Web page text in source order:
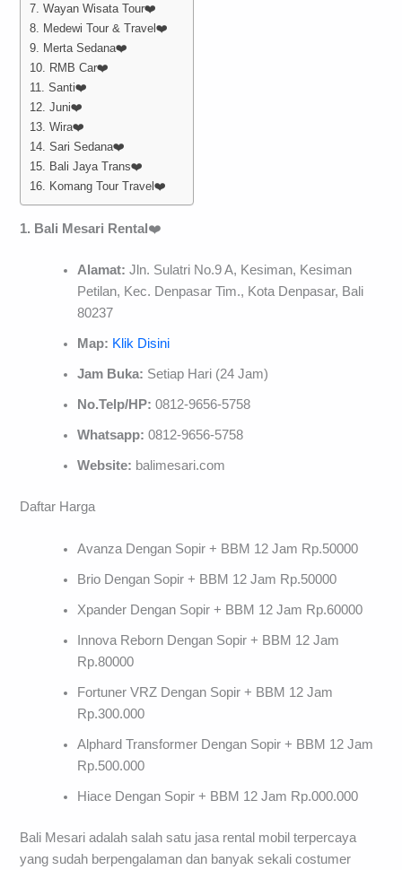
7. Wayan Wisata Tour❤️
8. Medewi Tour & Travel❤️
9. Merta Sedana❤️
10. RMB Car❤️
11. Santi❤️
12. Juni❤️
13. Wira❤️
14. Sari Sedana❤️
15. Bali Jaya Trans❤️
16. Komang Tour Travel❤️
1. Bali Mesari Rental ❤️
Alamat: Jln. Sulatri No.9 A, Kesiman, Kesiman
Petilan, Kec. Denpasar Tim., Kota Denpasar, Bali
80237
Map: Klik Disini
Jam Buka: Setiap Hari (24 Jam)
No.Telp/HP: 0812-9656-5758
Whatsapp:0812-9656-5758
Website: balimesari.com
Daftar Harga
Avanza Dengan Sopir + BBM 12 Jam Rp.50000
Brio Dengan Sopir + BBM 12 Jam Rp.50000
Xpander Dengan Sopir + BBM 12 Jam Rp.60000
Innova Reborn Dengan Sopir + BBM 12 Jam
Rp.80000
Fortuner VRZ Dengan Sopir + BBM 12 Jam
Rp.300.000
Alphard Transformer Dengan Sopir + BBM 12 Jam
Rp.500.000
Hiace Dengan Sopir + BBM 12 Jam Rp.000.000
Bali Mesari adalah salah satu jasa rental mobil terpercaya
yang sudah berpengalaman dan banyak sekali costumer